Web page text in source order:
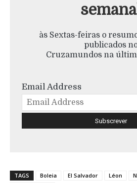
às Sextas-feiras o
publicados
Cruzamundos na
Email Address
TAGS Boleia El Salvador Léon